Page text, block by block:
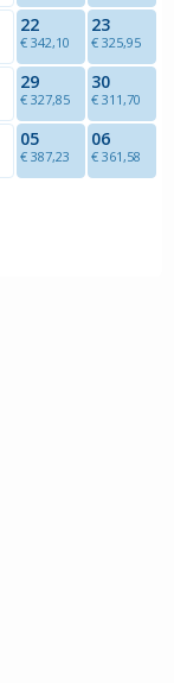
22
€ 342,10
23
€ 325,95
29
€ 327,85
30
€ 311,70
05
€ 387,23
06
€ 361,58